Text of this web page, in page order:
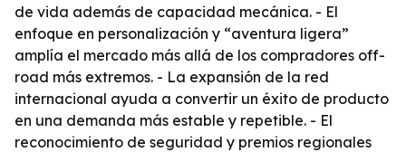
de vida además de capacidad mecánica. - El
enfoque en personalización y “aventura ligera”
amplía el mercado más allá de los compradores off-
road más extremos. - La expansión de la red
internacional ayuda a convertir un éxito de producto
en una demanda más estable y repetible. - El
reconocimiento de seguridad y premios regionales